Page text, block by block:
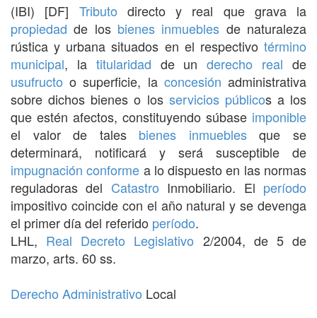
(IBI) [DF] Tributo directo y real que grava la
propiedad de los bienes inmuebles de naturaleza
rústica y urbana situados en el respectivo término
municipal, la titularidad de underecho real de
usufructo o superficie, la concesión administrativa
sobre dichos bienes o los servicios públicos a los
que estén afectos, constituyendo súbase imponible
el valor de tales bienes inmueblesque se
determinará, notificará y será susceptible de
impugnación conforme a lo dispuesto en las normas
reguladoras del Catastro Inmobiliario. El período
impositivo coincide con el año natural y se devenga
el primer día del referido período.
LHL, Real Decreto Legislativo 2/2004, de 5 de
marzo, arts. 60 ss.
Derecho Administrativo Local